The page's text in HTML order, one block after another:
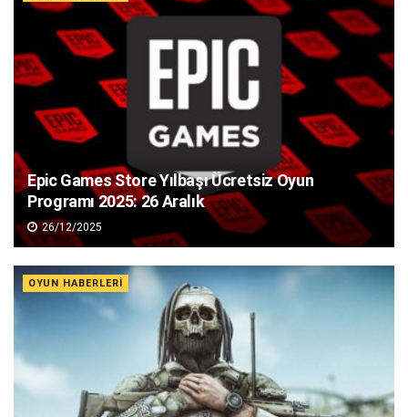
Epic Games Store Yılbaşı Ücretsiz Oyun
Programı 2025: 26 Aralık
26/12/2025
OYUN HABERLERI